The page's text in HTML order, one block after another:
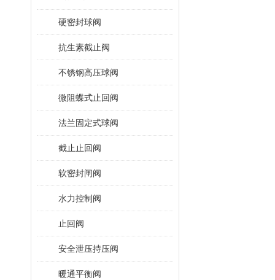
硬密封球阀
抗生素截止阀
不锈钢高压球阀
微阻蝶式止回阀
法兰固定式球阀
截止止回阀
软密封闸阀
水力控制阀
止回阀
安全泄压持压阀
暖通平衡阀